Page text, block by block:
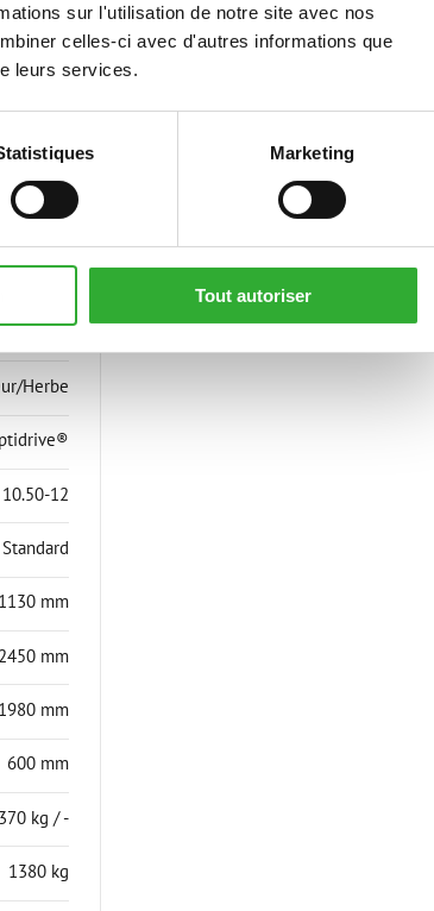
sur l'utilisation de notre site avec nos
celles-ci avec d'autres informations que
leurs services.
Marketing
Tout autoriser
TÉLÉCHARGEZ LE MANUEL
TR/GR
Herbe
12
Standard
1130 mm
2450 mm
1980 mm
600 mm
kg / -
1380 kg